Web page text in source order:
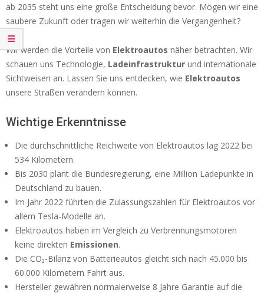
ab 2035 steht uns eine große Entscheidung bevor. Mögen wir eine
saubere Zukunft oder tragen wir weiterhin die Vergangenheit?
Wir werden die Vorteile von Elektroautos näher betrachten. Wir
schauen uns Technologie, Ladeinfrastruktur und internationale
Sichtweisen an. Lassen Sie uns entdecken, wie Elektroautos
unsere Straßen verändern können.
Wichtige Erkenntnisse
Die durchschnittliche Reichweite von Elektroautos lag 2022 bei
534 Kilometern.
Bis 2030 plant die Bundesregierung, eine Million Ladepunkte in
Deutschland zu bauen.
Im Jahr 2022 führten die Zulassungszahlen für Elektroautos vor
allem Tesla-Modelle an.
Elektroautos haben im Vergleich zu Verbrennungsmotoren
keine direkten Emissionen.
Die CO₂-Bilanz von Batterieautos gleicht sich nach 45.000 bis
60.000 Kilometern Fahrt aus.
Hersteller gewähren normalerweise 8 Jahre Garantie auf die